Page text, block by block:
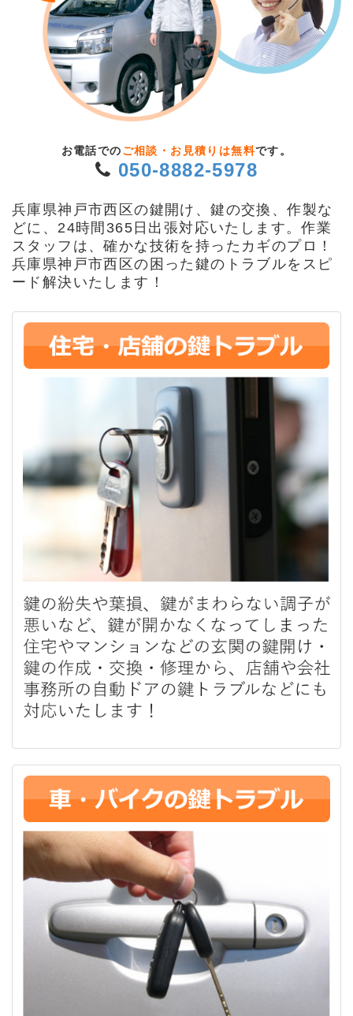
お電話での ご相談・お見積りは無料です。
050-8882-5978
兵庫県神戸市西区の鍵開け、鍵の交換、作製な
どに、24時間365日出張対応いたします。作業
スタッフは、確かな技術を持ったカギのプロ！
兵庫県神戸市西区の困った鍵のトラブルをスピ
ード解決いたします！